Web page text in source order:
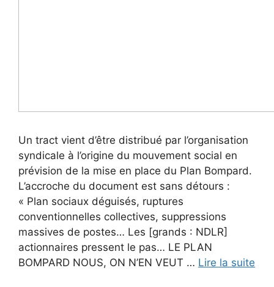
Un tract vient d’être distribué par l’organisation
syndicale à l’origine du mouvement social en
prévision de la mise en place du Plan Bompard.
L’accroche du document est sans détours :
« Plan sociaux déguisés, ruptures
conventionnelles collectives, suppressions
massives de postes… Les [grands : NDLR]
actionnaires pressent le pas… LE PLAN
BOMPARD NOUS, ON N’EN VEUT … Lire la suite